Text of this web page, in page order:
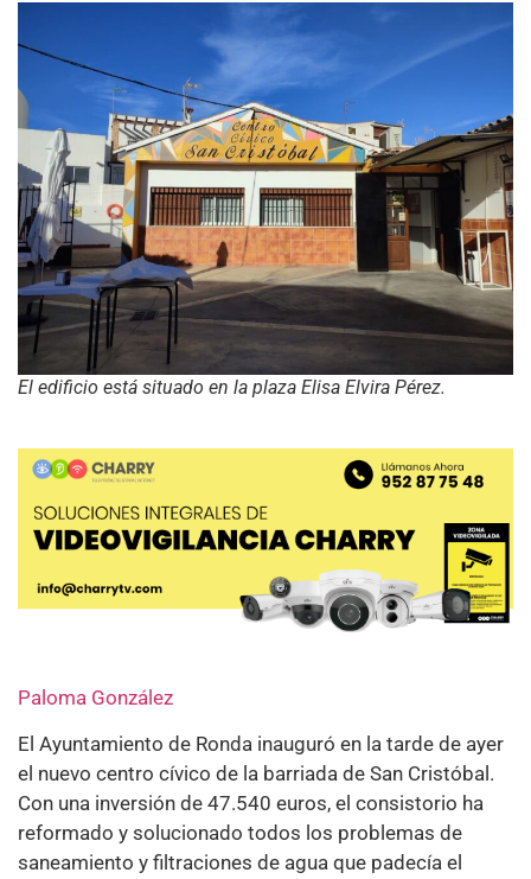
El edificio está situado en la plaza Elisa Elvira Pérez.
Paloma González
El Ayuntamiento de Ronda inauguró en la tarde de ayer
el nuevo centro cívico de la barriada de San Cristóbal.
Con una inversión de 47.540 euros, el consistorio ha
reformado y solucionado todos los problemas de
saneamiento y filtraciones de agua que padecía el